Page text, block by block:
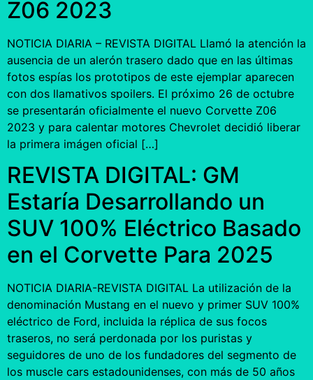
Z06 2023
NOTICIA DIARIA – REVISTA DIGITAL Llamó la atención la
ausencia de un alerón trasero dado que en las últimas
fotos espías los prototipos de este ejemplar aparecen
con dos llamativos spoilers. El próximo 26 de octubre
se presentarán oficialmente el nuevo Corvette Z06
2023 y para calentar motores Chevrolet decidió liberar
la primera imágen oficial […]
REVISTA DIGITAL: GM
Estaría Desarrollando un
SUV 100% Eléctrico Basado
en el Corvette Para 2025
NOTICIA DIARIA-REVISTA DIGITAL La utilización de la
denominación Mustang en el nuevo y primer SUV 100%
eléctrico de Ford, incluida la réplica de sus focos
traseros, no será perdonada por los puristas y
seguidores de uno de los fundadores del segmento de
los muscle cars estadounidenses, con más de 50 años